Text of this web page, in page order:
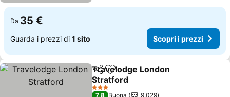
Da 35 €
Guarda i prezzi di 1 sito Scopri i prezzi
CondividiAggiungi ai preferiti
Travelodge London
Stratford
Scopri i prezzi
3 Stelle
7,8 Buona
9.029